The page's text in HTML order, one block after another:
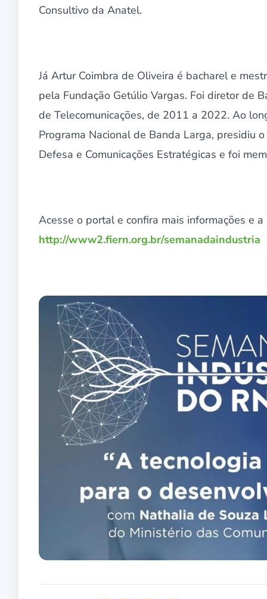
Consultivo da Anatel.
Já Artur Coimbra de Oliveira é bacharel e
pela Fundação Getúlio Vargas. Foi diretor de
de Telecomunicações, de 2011 a 2022. Ao
Programa Nacional de Banda Larga, presidiu
Defesa e Comunicações Estratégicas e foi
Acesse o portal e confira mais informações e
http://www2.fiern.org.br/semanadaindustria